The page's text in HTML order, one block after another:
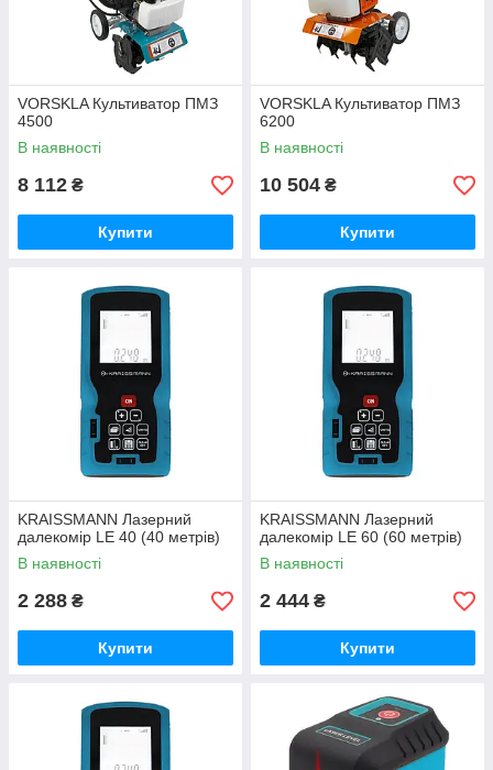
VORSKLA Культиватор ПМЗ
4500
В наявності
8 112 ₴
Купити
VORSKLA Культиватор ПМЗ
6200
В наявності
10 504 ₴
Купити
KRAISSMANN Лазерний
далекомір LE 40 (40 метрів)
В наявності
2 288 ₴
Купити
KRAISSMANN Лазерний
далекомір LE 60 (60 метрів)
В наявності
2 444 ₴
Купити